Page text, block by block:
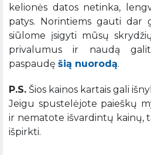
kelionės datos netinka,
patys. Norintiems gauti dar
siūlome įsigyti mūsų
privalumus ir naudą
paspaudę šią nuorodą.
P.S. Šios kainos kartais gali
Jeigu spustelėjote paieškų
ir nematote išvardintų kainų,
išpirkti.